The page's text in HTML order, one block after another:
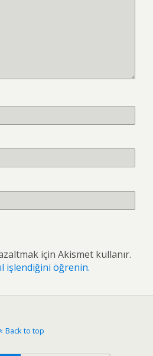
için Akismet kullanır.
işlendiğini öğrenin.
Back to top